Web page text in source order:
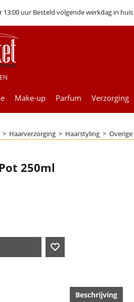
13:00 uur Besteld volgende werkdag in huis
Make-up Parfum Verzorging
> Haarverzorging > Haarstyling > Overige
250ml
Beschrijving